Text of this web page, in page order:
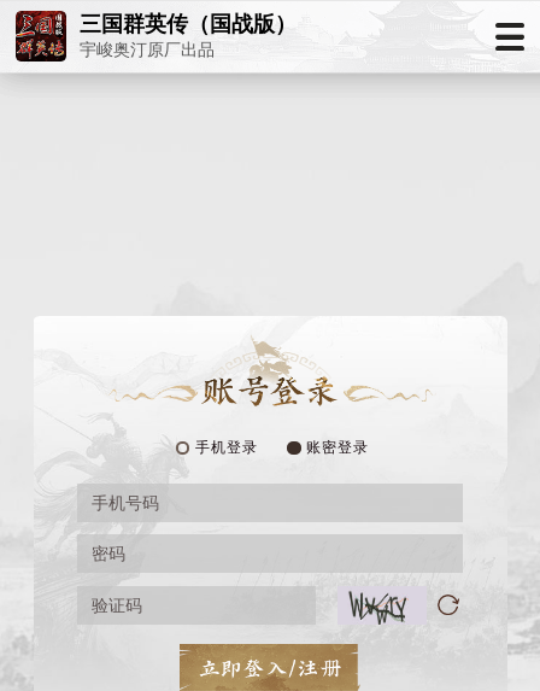
三国群英传（国战版）
宇峻奥汀原厂出品
手机登录 账密登录